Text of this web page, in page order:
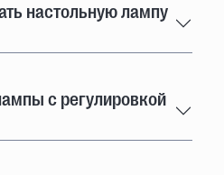
настольную лампу
с регулировкой